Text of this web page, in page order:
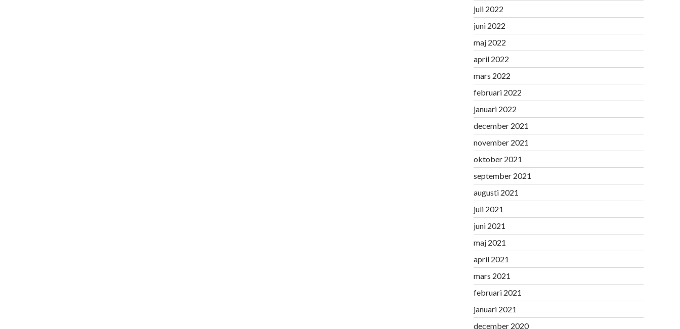
juli 2022
juni 2022
maj 2022
april 2022
mars 2022
februari 2022
januari 2022
december 2021
november 2021
oktober 2021
september 2021
augusti 2021
juli 2021
juni 2021
maj 2021
april 2021
mars 2021
februari 2021
januari 2021
december 2020